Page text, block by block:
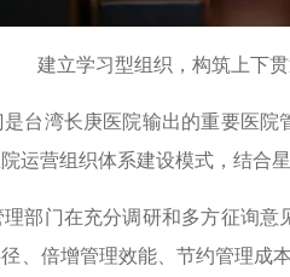
建立学习型组织，构筑上下贯
湾长庚医院输出的重要医院
运营组织体系建设模式，结合
门在充分调研和多方征询意
、倍增管理效能、节约管理成